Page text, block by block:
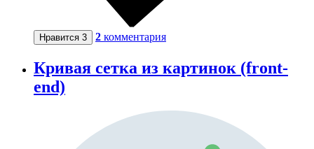
Нравится 3 2 комментария
Кривая сетка из картинок (front-
end)